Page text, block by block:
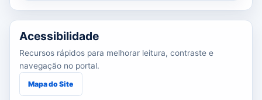
Acessibilidade
Recursos rápidos para melhorar leitura, contraste e
navegação no portal.
Mapa do Site